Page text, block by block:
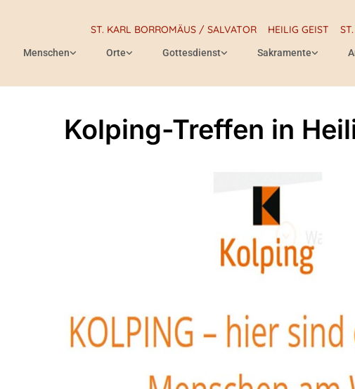
ST. KARL BORROMÄUS / SALVATOR HEILIG GEIST
Menschen Orte Gottesdienst Sakramente
Kolping-Treffen in